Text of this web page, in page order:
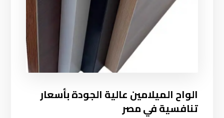
الواح الميلامين عالية الجودة بأسعار
تنافسية في مصر